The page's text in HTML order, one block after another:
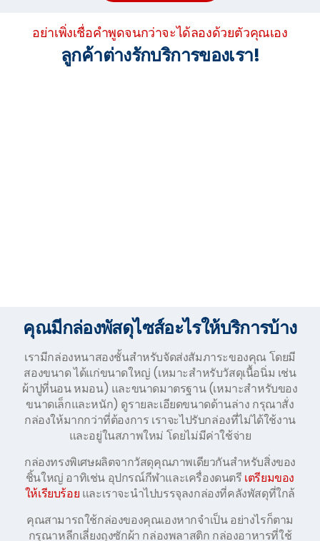
อย่าเพิ่งเชื่อคำพูดจนกว่าจะได้ลองด้วยตัวคุณเอง
ลูกค้าต่างรักบริการของเรา!
คุณมีกล่องพัสดุไซส์อะไรให้บริการบ้าง
เรามีกล่องหนาสองชั้นสำหรับจัดส่งสัมภาระของคุณ โดยมี
สองขนาด ได้แก่ขนาดใหญ่ (เหมาะสำหรับวัสดุเนื้อนิ่ม เช่น
ผ้าปูที่นอน หมอน) และขนาดมาตรฐาน (เหมาะสำหรับของ
ขนาดเล็กและหนัก) ดูรายละเอียดขนาดด้านล่าง กรุณาสั่ง
กล่องให้มากกว่าที่ต้องการ เราจะไปรับกล่องที่ไม่ได้ใช้งาน
และอยู่ในสภาพใหม่ โดยไม่มีค่าใช้จ่าย
กล่องทรงพิเศษผลิตจากวัสดุคุณภาพเดียวกันสำหรับสิ่งของ
ชิ้นใหญ่ อาทิเช่น อุปกรณ์กีฬาและเครื่องดนตรี เตรียมของ
ให้เรียบร้อย และเราจะนำไปบรรจุลงกล่องที่คลังพัสดุที่ใกล้
คุณสามารถใช้กล่องของคุณเองหากจำเป็น อย่างไรก็ตาม
กรุณาหลีกเลี่ยงถุงซักผ้า กล่องพลาสติก กล่องอาหารที่ใช้